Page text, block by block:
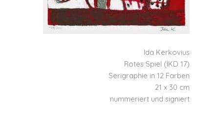
Ida Kerkovius
Rotes Spiel (IKD 17)
Serigraphie in 12 Farben
21 x 30 cm
nummeriert und signiert